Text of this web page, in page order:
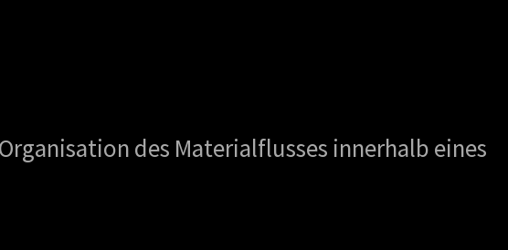
des Materialflusses innerhalb eines